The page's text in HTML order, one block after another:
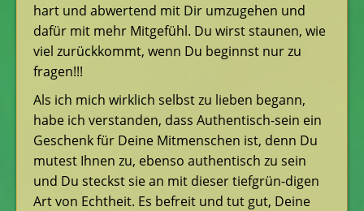
hart und abwertend mit Dir umzugehen und
dafür mit mehr Mitgefühl. Du wirst staunen, wie
viel zurückkommt, wenn Du beginnst nur zu
fragen!!!
Als ich mich wirklich selbst zu lieben begann,
habe ich verstanden, dass Authentisch-sein ein
Geschenk für Deine Mitmenschen ist, denn Du
mutest Ihnen zu, ebenso authentisch zu sein
und Du steckst sie an mit dieser tiefgrün-digen
Art von Echtheit. Es befreit und tut gut, Deine